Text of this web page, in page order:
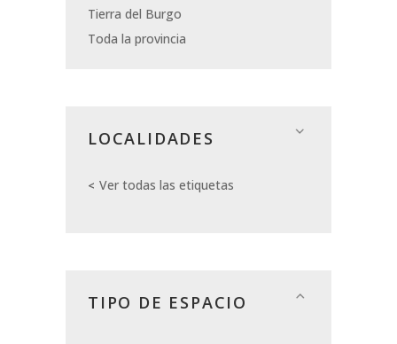
Tierra del Burgo
Toda la provincia
LOCALIDADES
Ver todas las etiquetas
TIPO DE ESPACIO